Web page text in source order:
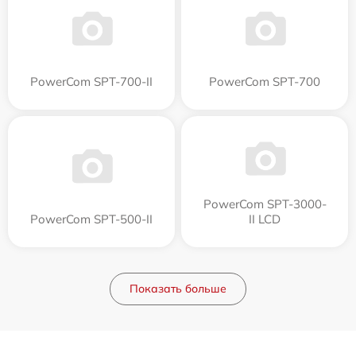
PowerCom SPT-700-II PowerCom SPT-700
PowerCom SPT-500-II
PowerCom SPT-3000-
II LCD
Показать больше